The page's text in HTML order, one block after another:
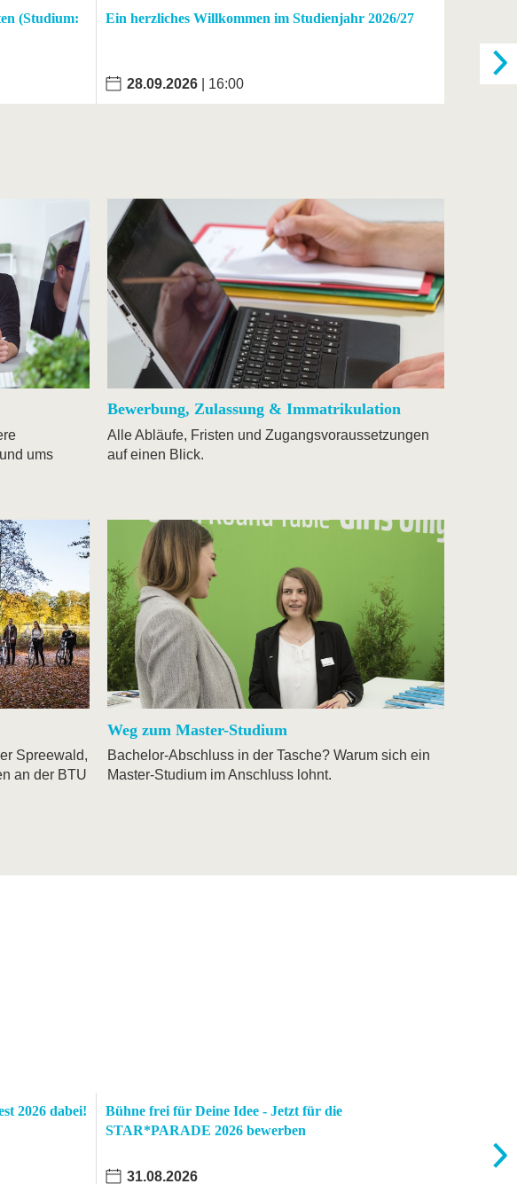
(Studium:
Ein herzliches Willkommen im Studienjahr 2026/27
28.09.2026 | 16:00
ums
Bewerbung, Zulassung & Immatrikulation
Alle Abläufe, Fristen und Zugangsvoraussetzungen
auf einen Blick.
Spreewald,
an der BTU
Weg zum Master-Studium
Bachelor-Abschluss in der Tasche? Warum sich ein
Master-Studium im Anschluss lohnt.
2026 dabei!
Bühne frei für Deine Idee - Jetzt für die
STAR*PARADE 2026 bewerben
31.08.2026